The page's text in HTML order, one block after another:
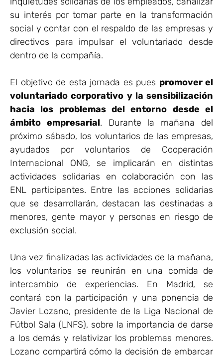
su interés por tomar parte en la transformación
social y contar con el respaldo de las empresas y
directivos para impulsar el voluntariado desde
dentro de la compañía.
El objetivo de esta jornada es pues promover el
voluntariado corporativo y la sensibilización
hacia los problemas del entorno desde el
ámbito empresarial. Durante la mañana del
próximo sábado, los voluntarios de las empresas,
ayudados por voluntarios de Cooperación
Internacional ONG, se implicarán en distintas
actividades solidarias en colaboración con las
ENL participantes. Entre las acciones solidarias
que se desarrollarán, destacan las destinadas a
menores, gente mayor y personas en riesgo de
exclusión social.
Una vez finalizadas las actividades de la mañana,
los voluntarios se reunirán en una comida de
intercambio de experiencias. En Madrid, se
contará con la participación y una ponencia de
Javier Lozano, presidente de la Liga Nacional de
Fútbol Sala (LNFS), sobre la importancia de darse
a los demás y relativizar los problemas menores.
Lozano compartirá cómo la decisión de embarcar